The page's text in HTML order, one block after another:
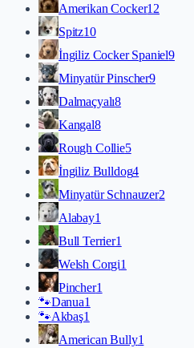
Amerikan Cocker12
Spitz10
İngiliz Cocker Spaniel9
Minyatür Pinscher9
Dalmaçyalı8
Kangal8
Rough Collie5
İngiliz Bulldog4
Minyatür Schnauzer2
Alabay1
Bull Terrier1
Welsh Corgi1
Pincher1
🐾Danua1
🐾Akbaş1
American Bully1